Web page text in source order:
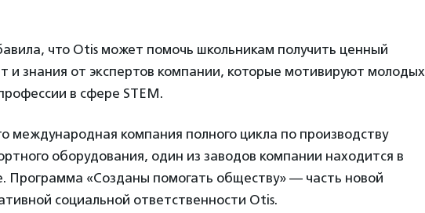
что Otis может помочь школьникам получить ценный
и знания от экспертов компании, которые мотивируют молодых
в сфере STEM.
международная компания полного цикла по производству
оборудования, один из заводов компании находится в
Программа «Созданы помогать обществу» — часть новой
социальной ответственности Otis.